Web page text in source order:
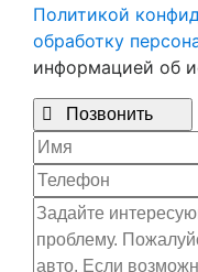
Политикой
обработку
информацией об
 Позвонить